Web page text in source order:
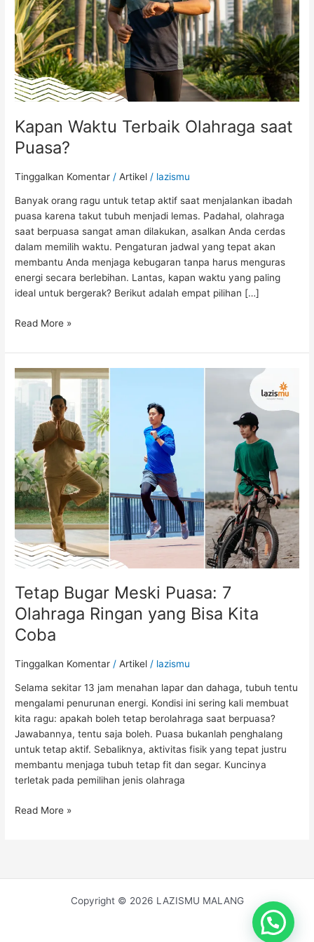
Kapan Waktu Terbaik Olahraga saat
Puasa?
Tinggalkan Komentar /Artikel / lazismu
Banyak orang ragu untuk tetap aktif saat menjalankan ibadah
puasa karena takut tubuh menjadi lemas. Padahal, olahraga
saat berpuasa sangat aman dilakukan, asalkan Anda cerdas
dalam memilih waktu. Pengaturan jadwal yang tepat akan
membantu Anda menjaga kebugaran tanpa harus menguras
energi secara berlebihan. Lantas, kapan waktu yang paling
ideal untuk bergerak? Berikut adalah empat pilihan […]
Read More »
Tetap Bugar Meski Puasa: 7
Olahraga Ringan yang Bisa Kita
Coba
Tinggalkan Komentar /Artikel / lazismu
Selama sekitar 13 jam menahan lapar dan dahaga, tubuh tentu
mengalami penurunan energi. Kondisi ini sering kali membuat
kita ragu: apakah boleh tetap berolahraga saat berpuasa?
Jawabannya, tentu saja boleh. Puasa bukanlah penghalang
untuk tetap aktif. Sebaliknya, aktivitas fisik yang tepat justru
membantu menjaga tubuh tetap fit dan segar. Kuncinya
terletak pada pemilihan jenis olahraga
Tetap
Meski
Puasa:
Olahraga
Ringan
yang
Bisa
Kita
Coba
Read More »
Copyright © 2026 LAZISMU MALANG